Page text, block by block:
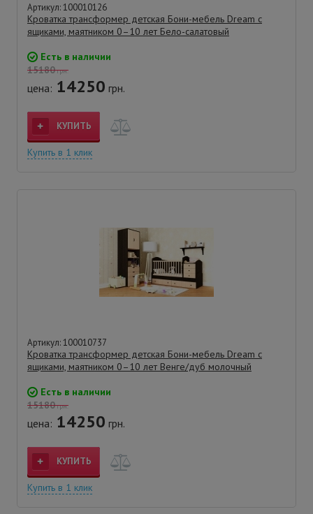
Артикул: 100010126
Кроватка трансформер детская Бони-мебель Dream с
ящиками, маятником 0–10 лет Бело-салатовый
Есть в наличии
15180грн.
цена: 14250 грн.
КУПИТЬ
Купить в 1 клик
Артикул: 100010737
Кроватка трансформер детская Бони-мебель Dream с
ящиками, маятником 0–10 лет Венге/дуб молочный
Есть в наличии
15180грн.
цена: 14250 грн.
КУПИТЬ
Купить в 1 клик